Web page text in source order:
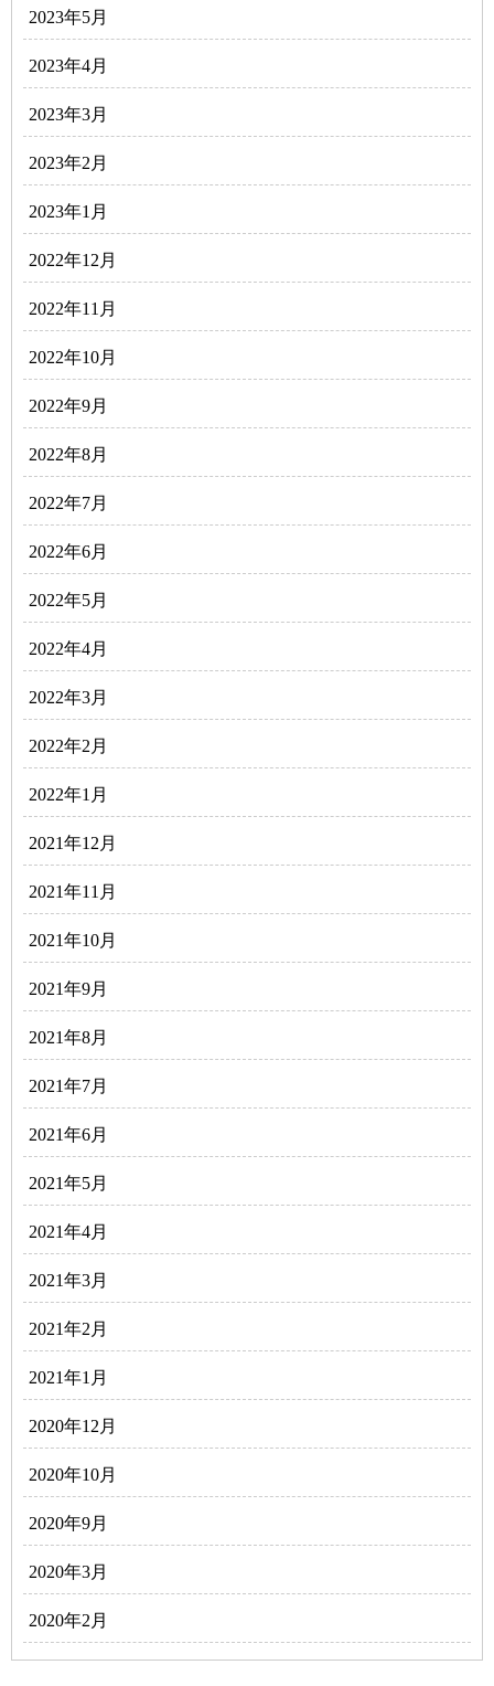
2023年5月
2023年4月
2023年3月
2023年2月
2023年1月
2022年12月
2022年11月
2022年10月
2022年9月
2022年8月
2022年7月
2022年6月
2022年5月
2022年4月
2022年3月
2022年2月
2022年1月
2021年12月
2021年11月
2021年10月
2021年9月
2021年8月
2021年7月
2021年6月
2021年5月
2021年4月
2021年3月
2021年2月
2021年1月
2020年12月
2020年10月
2020年9月
2020年3月
2020年2月